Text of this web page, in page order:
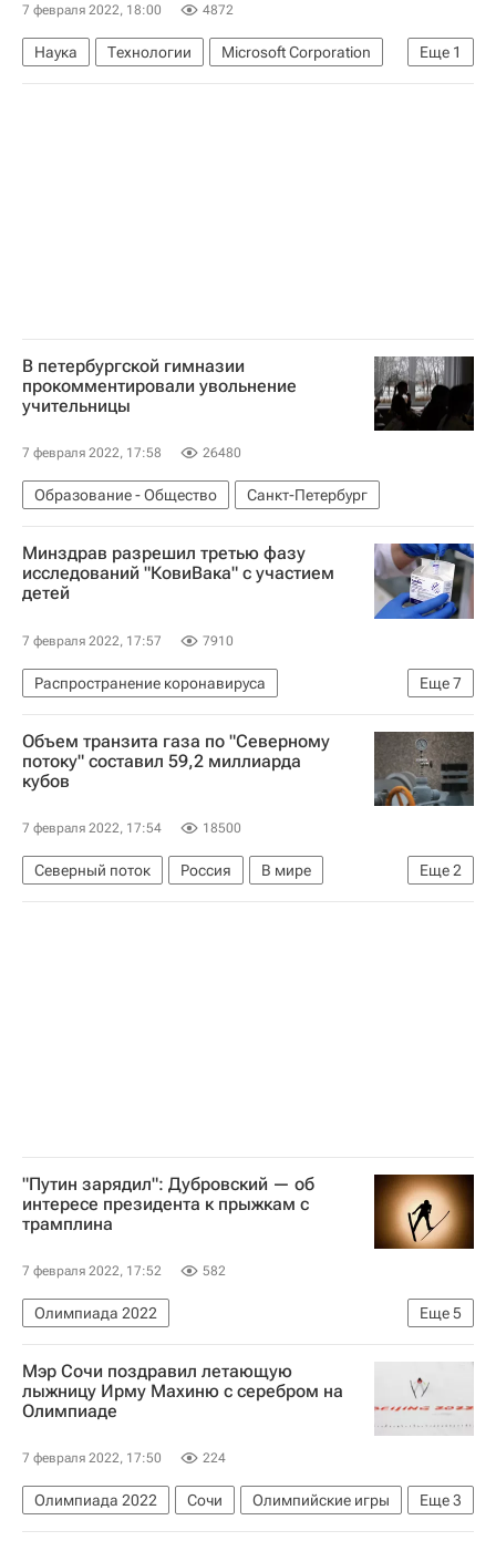
7 февраля 2022, 18:00 4872
Еще 1
Наука Технологии
Microsoft Corporation
Windows
В петербургской гимназии
прокомментировали увольнение
учительницы
7 февраля 2022, 17:58 26480
Образование - Общество Санкт-Петербург
Минздрав разрешил третью фазу
исследований "КовиВака" с участием
детей
7 февраля 2022, 17:57 7910
Еще7
Распространение коронавируса
Вакцина "КовиВак"
Общество
Здоровье - Общество
Коронавирус COVID-19
Вакцинация россиян от COVID-19
Омикрон-штамм коронавируса
Коронавирус в России
Объем транзита газа по "Северному
потоку" составил 59,2 миллиарда
кубов
7 февраля 2022, 17:54 18500
Еще2
Северный поток Россия
В мире
Европа
СПГ
"Путин зарядил": Дубровский — об
интересе президента к прыжкам с
трамплина
7 февраля 2022, 17:52 582
Еще5
Олимпиада 2022
Прыжки на лыжах с трамплина
Владимир Путин
Лыжные виды спорта
Олимпийские игры
Мэр Сочи поздравил летающую
лыжницу Ирму Махиню с серебром на
Олимпиаде
7 февраля 2022, 17:50 224
Еще3
Олимпиада 2022 Сочи
Олимпийские игры
Лыжные виды спорта